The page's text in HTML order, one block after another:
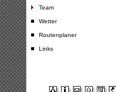
Team
Wetter
Routenplaner
Links